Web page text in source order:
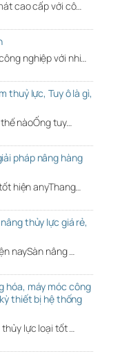
cao cấp với cô…
nghiệp với nhi…
thuỷ lực, Tuy ô là gì,
nàoỐng tuy…
pháp nâng hàng
hiện anyThang…
thủy lực giá rẻ,
naySàn nâng …
hóa, máy móc công
thiết bị hệ thống
lực loại tốt …